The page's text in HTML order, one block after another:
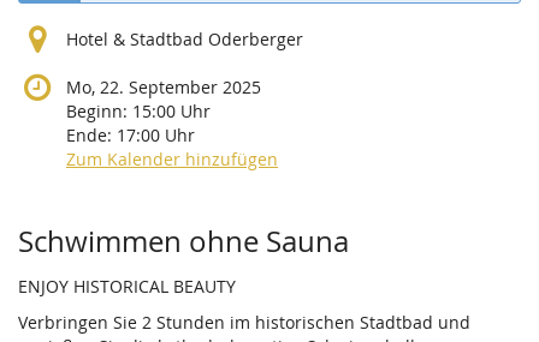
Hotel & Stadtbad Oderberger
Mo, 22. September 2025
Beginn: 15:00 Uhr
Ende: 17:00 Uhr
Zum Kalender hinzufügen
Produkte
Schwimmen ohne Sauna
ENJOY HISTORICAL BEAUTY
Verbringen Sie 2 Stunden im historischen Stadtbad und